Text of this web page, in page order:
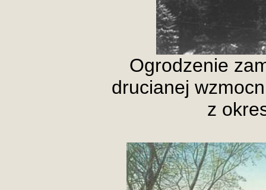
Ogrodzenie
drucianej
z